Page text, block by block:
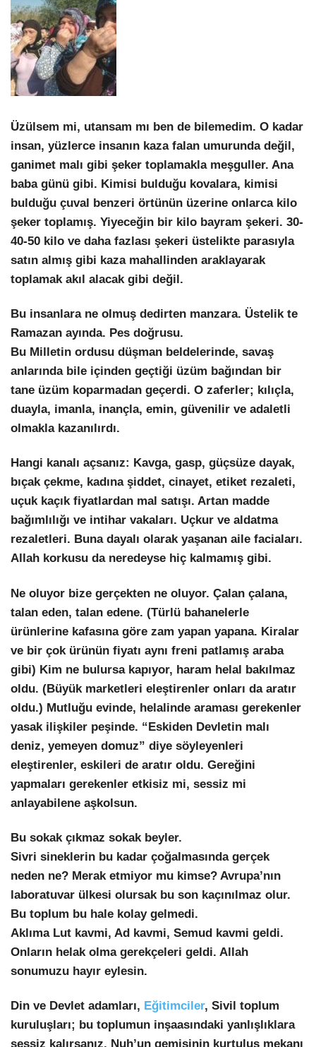
Üzülsem mi, utansam mı ben de bilemedim. O kadar
insan, yüzlerce insanın kaza falan umurunda değil,
ganimet malı gibi şeker toplamakla meşguller. Ana
baba günü gibi. Kimisi bulduğu kovalara, kimisi
bulduğu çuval benzeri örtünün üzerine onlarca kilo
şeker toplamış. Yiyeceğin bir kilo bayram şekeri. 30-
40-50 kilo ve daha fazlası şekeri üstelikte parasıyla
satın almış gibi kaza mahallinden araklayarak
toplamak akıl alacak gibi değil.
Bu insanlara ne olmuş dedirten manzara. Üstelik te
Ramazan ayında. Pes doğrusu.
Bu Milletin ordusu düşman beldelerinde, savaş
anlarında bile içinden geçtiği üzüm bağından bir
tane üzüm koparmadan geçerdi. O zaferler; kılıçla,
duayla, imanla, inançla, emin, güvenilir ve adaletli
olmakla kazanılırdı.
Hangi kanalı açsanız: Kavga, gasp, güçsüze dayak,
bıçak çekme, kadına şiddet, cinayet, etiket rezaleti,
uçuk kaçık fiyatlardan mal satışı. Artan madde
bağımlılığı ve intihar vakaları. Uçkur ve aldatma
rezaletleri. Buna dayalı olarak yaşanan aile faciaları.
Allah korkusu da neredeyse hiç kalmamış gibi.
Ne oluyor bize gerçekten ne oluyor. Çalan çalana,
talan eden, talan edene. (Türlü bahanelerle
ürünlerine kafasına göre zam yapan yapana. Kiralar
ve bir çok ürünün fiyatı aynı freni patlamış araba
gibi) Kim ne bulursa kapıyor, haram helal bakılmaz
oldu. (Büyük marketleri eleştirenler onları da aratır
oldu.) Mutluğu evinde, helalinde araması gerekenler
yasak ilişkiler peşinde. “Eskiden Devletin malı
deniz, yemeyen domuz” diye söyleyenleri
eleştirenler, eskileri de aratır oldu. Gereğini
yapmaları gerekenler etkisiz mi, sessiz mi
anlayabilene aşkolsun.
Bu sokak çıkmaz sokak beyler.
Sivri sineklerin bu kadar çoğalmasında gerçek
neden ne? Merak etmiyor mu kimse? Avrupa’nın
laboratuvar ülkesi olursak bu son kaçınılmaz olur.
Bu toplum bu hale kolay gelmedi.
Aklıma Lut kavmi, Ad kavmi, Semud kavmi geldi.
Onların helak olma gerekçeleri geldi. Allah
sonumuzu hayır eylesin.
Din ve Devlet adamları, Eğitimciler, Sivil toplum
kuruluşları; bu toplumun inşaasındaki yanlışlıklara
sessiz kalırsanız, Nuh’un gemisinin kurtuluş mekanı